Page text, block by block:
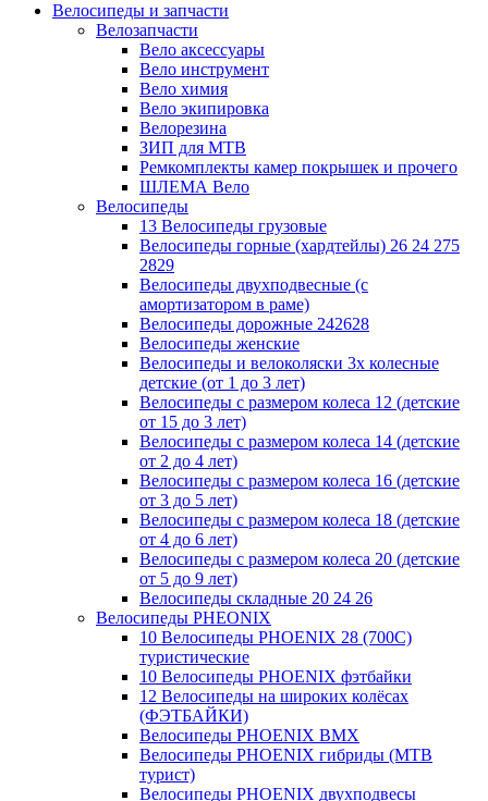
Велосипеды и запчасти
Велозапчасти
Вело аксессуары
Вело инструмент
Вело химия
Вело экипировка
Велорезина
ЗИП для MTB
Ремкомплекты камер покрышек и прочего
ШЛЕМА Вело
Велосипеды
13 Велосипеды грузовые
Велосипеды горные (хардтейлы) 26 24 275
2829
Велосипеды двухподвесные (с
амортизатором в раме)
Велосипеды дорожные 242628
Велосипеды женские
Велосипеды и велоколяски 3х колесные
детские (от 1 до 3 лет)
Велосипеды с размером колеса 12 (детские
от 15 до 3 лет)
Велосипеды с размером колеса 14 (детские
от 2 до 4 лет)
Велосипеды с размером колеса 16 (детские
от 3 до 5 лет)
Велосипеды с размером колеса 18 (детские
от 4 до 6 лет)
Велосипеды с размером колеса 20 (детские
от 5 до 9 лет)
Велосипеды складные 20 24 26
Велосипеды PHEONIX
10 Велосипеды PHOENIX 28 (700С)
туристические
10 Велосипеды PHOENIX фэтбайки
12 Велосипеды на широких колёсах
(ФЭТБАЙКИ)
Велосипеды PHOENIX BMX
Велосипеды PHOENIX гибриды (MTB
турист)
Велосипеды PHOENIX двухподвесы